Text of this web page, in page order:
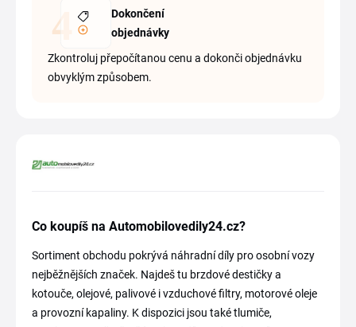
Dokončení
objednávky
Zkontroluj přepočítanou cenu a dokonči objednávku
obvyklým způsobem.
Co koupíš na Automobilovedily24.cz?
Sortiment obchodu pokrývá náhradní díly pro osobní vozy
nejběžnějších značek. Najdeš tu brzdové destičky a
kotouče, olejové, palivové i vzduchové filtry, motorové oleje
a provozní kapaliny. K dispozici jsou také tlumiče,